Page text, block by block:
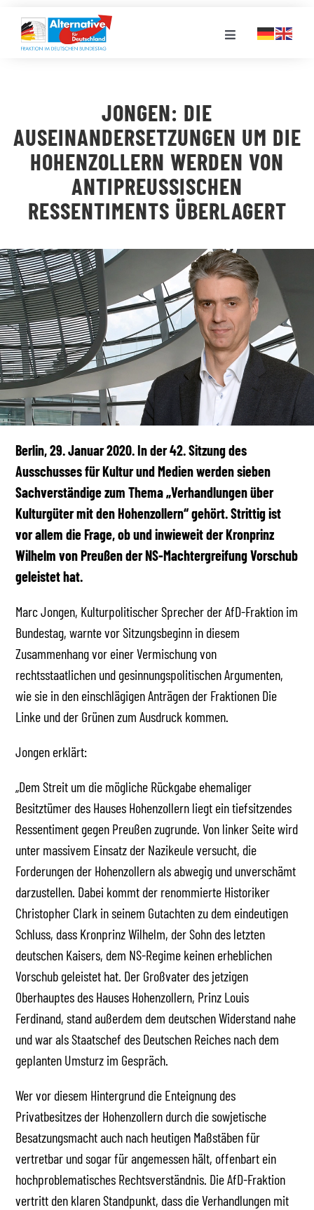
Inhalt
springen
Toggle
LANDESGRUPPEN
VERANSTALTUNGEN
PRESSE
STELLENPORTAL
MEDIATHEK
JONGEN: DIE
AUSEINANDERSETZUNGEN UM DIE
HOHENZOLLERN WERDEN VON
ANTIPREUSSISCHEN R
ESSENTIMENTS ÜBERLAGERT
Berlin, 29. Januar 2020. In der 42. Sitzung des
Ausschusses für Kultur und Medien werden sieben
Sachverständige zum Thema „Verhandlungen über
Kulturgüter mit den Hohenzollern“ gehört. Strittig ist
vor allem die Frage, ob und inwieweit der Kronprinz
Wilhelm von Preußen der NS-Machtergreifung Vorschub
geleistet hat.
Marc Jongen, Kulturpolitischer Sprecher der AfD-Fraktion im
Bundestag, warnte vor Sitzungsbeginn in diesem
Zusammenhang vor einer Vermischung von
rechtsstaatlichen und gesinnungspolitischen Argumenten,
wie sie in den einschlägigen Anträgen der Fraktionen Die
Linke und der Grünen zum Ausdruck kommen.
Jongen erklärt:
„Dem Streit um die mögliche Rückgabe ehemaliger
Besitztümer des Hauses Hohenzollern liegt ein tiefsitzendes
Ressentiment gegen Preußen zugrunde. Von linker Seite wird
unter massivem Einsatz der Nazikeule versucht, die
Forderungen der Hohenzollern als abwegig und unverschämt
darzustellen. Dabei kommt der renommierte Historiker
Christopher Clark in seinem Gutachten zu dem eindeutigen
Schluss, dass Kronprinz Wilhelm, der Sohn des letzten
deutschen Kaisers, dem NS-Regime keinen erheblichen
Vorschub geleistet hat. Der Großvater des jetzigen
Oberhauptes des Hauses Hohenzollern, Prinz Louis
Ferdinand, stand außerdem dem deutschen Widerstand nahe
und war als Staatschef des Deutschen Reiches nach dem
geplanten Umsturz im Gespräch.
Wer vor diesem Hintergrund die Enteignung des
Privatbesitzes der Hohenzollern durch die sowjetische
Besatzungsmacht auch nach heutigen Maßstäben für
vertretbar und sogar für angemessen hält, offenbart ein
hochproblematisches Rechtsverständnis. Die AfD-Fraktion
vertritt den klaren Standpunkt, dass die Verhandlungen mit